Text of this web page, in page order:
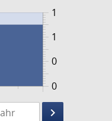
0
1
0
1
1475
keyboard_arrow_right